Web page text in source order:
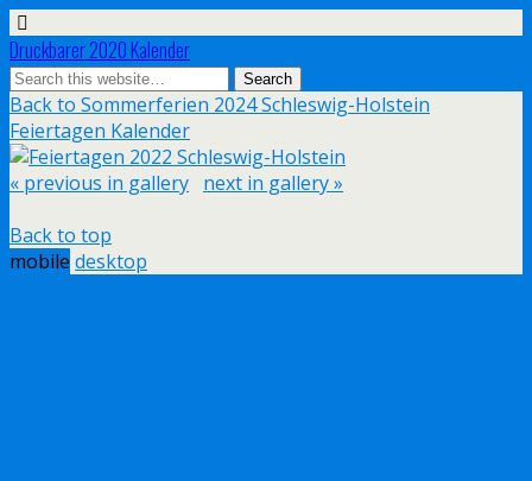
Druckbarer 2020 Kalender
Back to Sommerferien 2024 Schleswig-Holstein
Feiertagen Kalender
« previous in gallery next in gallery »
Back to top
mobile desktop